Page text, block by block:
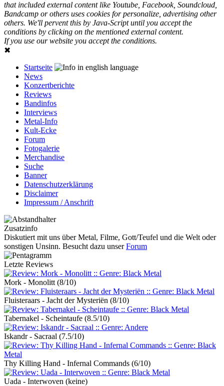
that included external content like Youtube, Facebook, Soundcloud,
Bandcamp or others uses cookies for personalize, advertising other
others. We'll pervent this by Java-Script until you accept the
conditions by clicking on the mentioned external content.
If you use our website you accept the conditions.
✖
Startseite
News
Konzertberichte
Reviews
Bandinfos
Interviews
Metal-Info
Kult-Ecke
Forum
Fotogalerie
Merchandise
Suche
Banner
Datenschutzerklärung
Disclaimer
Impressum / Anschrift
Zusatzinfo
Diskutiert mit uns über Metal, Filme, Gott/Teufel und die Welt oder
sonstigen Unsinn. Besucht dazu unserForum
Letzte Reviews
Mork - Monolitt (8/10)
Fluisteraars - Jacht der Mysteriën (8/10)
Tabernakel - Scheintaufe (8.5/10)
Iskandr - Sacraal (7.5/10)
Thy Killing Hand - Infernal Commands (6/10)
Uada - Interwoven (keine)